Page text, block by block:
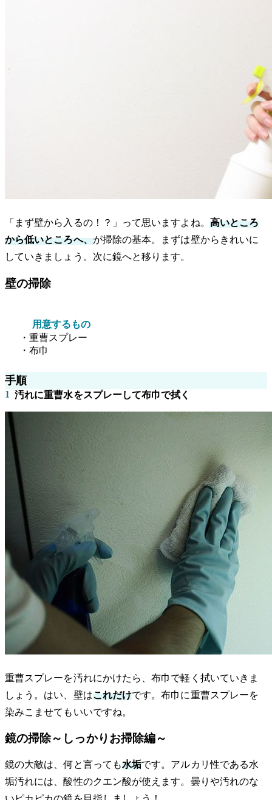
「まず壁から入るの！？」って思いますよね。 高いところ
から低いところへ、が掃除の基本。まずは壁からきれいに
していきましょう。次に鏡へと移ります。
壁の掃除
用意するもの
・重曹スプレー
・布巾
手順
1 汚れに重曹水をスプレーして布巾で拭く
重曹スプレーを汚れにかけたら、布巾で軽く拭いていきま
しょう。はい、壁はこれだけです。布巾に重曹スプレーを
染みこませてもいいですね。
鏡の掃除～しっかりお掃除編～
鏡の大敵は、何と言っても水垢です。アルカリ性である水
垢汚れには、酸性のクエン酸が使えます。曇りや汚れのな